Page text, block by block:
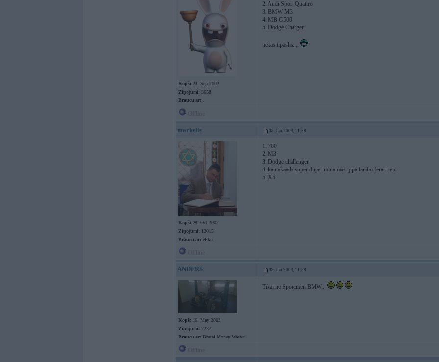
Kopš: 23. Sep 2002
Ziņojumi: 3658
Braucu ar:
2. Audi Sport Quattro
3. BMW M3
4. MB G500
5. Dodge Charger
nekas iipashs....
markelis 08. Jan 2004, 11:58
Kopš: 28. Oct 2002
Ziņojumi: 13015
Braucu ar: eFku
1. 760
2. M3
3. Dodge challenger
4. kautakaads super duper minamais tjipa lambo ferarri etc
5. X5
ANDERS 08. Jan 2004, 11:58
Kopš: 16. May 2002
Ziņojumi: 2237
Braucu ar: Brutal Money Waster
Tikai ne Sporcmen BMW...